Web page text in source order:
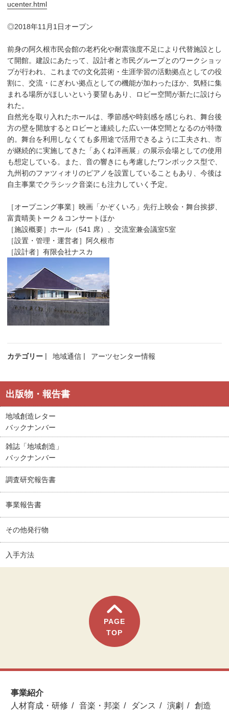
ucenter.html
◎2018年11月1日オープン
前身の阿久根市民会館の老朽化や耐震強度不足により代替施設とし
て開館。建設にあたって、設計者と市民グループとのワークショッ
プが行われ、これまでの文化芸術・生涯学習の活動拠点としての役
割に、交流・にぎわい拠点としての機能が加わったほか、気軽に集
まれる場所がほしいという要望もあり、ロビー空間が新たに設けら
れた。
自然光を取り入れたホールは、季節感や時刻感を感じられ、舞台後
方の壁を開放するとロビーと連続した広い一体空間となるのが特徴
的。舞台を利用しなくても多用途で活用できるように工夫され、市
が継続的に実施してきた「あくね洋画展」の展示会場としての使用
も想定している。また、音の響きにも考慮したワンボックス型で、
九州初のファツィオリのピアノを設置していることもあり、今後は
自主事業でクラシック音楽にも注力していく予定。
［オープニング事業］映画「かぞくいろ」先行上映会・舞台挨拶、
富貴晴美トーク＆コンサートほか
［施設概要］ホール（541 席）、交流室兼会議室5室
［設置・管理・運営者］阿久根市
［設計者］有限会社ナスカ
カテゴリー 地域通信 アーツセンター情報
出版物・報告書
地域創造レター
バックナンバー
雑誌「地域創造」
バックナンバー
調査研究報告書
事業報告書
その他発行物
入手方法
PAGE
TOP
事業紹介
人材育成・研修
音楽・邦楽 ダンス 演劇
創造